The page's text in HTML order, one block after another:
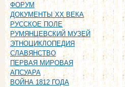
ФОРУМ
ДОКУМЕНТЫ XX ВЕКА
РУССКОЕ ПОЛЕ
РУМЯНЦЕВСКИЙ МУЗЕЙ
ЭТНОЦИКЛОПЕДИЯ
СЛАВЯНСТВО
ПЕРВАЯ МИРОВАЯ
АПСУАРА
ВОЙНА 1812 ГОДА